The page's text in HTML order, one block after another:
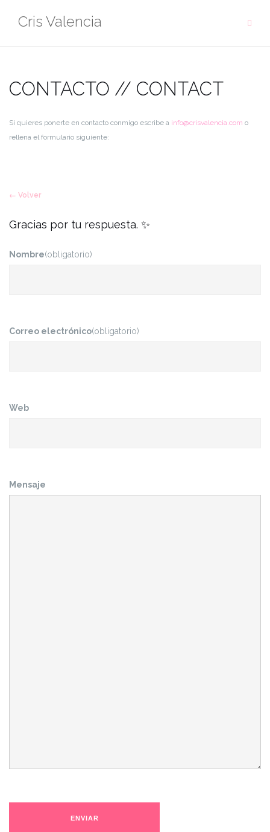
Cris Valencia
CONTACTO // CONTACT
Si quieres ponerte en contacto conmigo escribe a info@crisvalencia.com o
rellena el formulario siguiente:
← Volver
Gracias por tu respuesta. ✨
Nombre(obligatorio)
Correo electrónico(obligatorio)
Web
Mensaje
ENVIAR